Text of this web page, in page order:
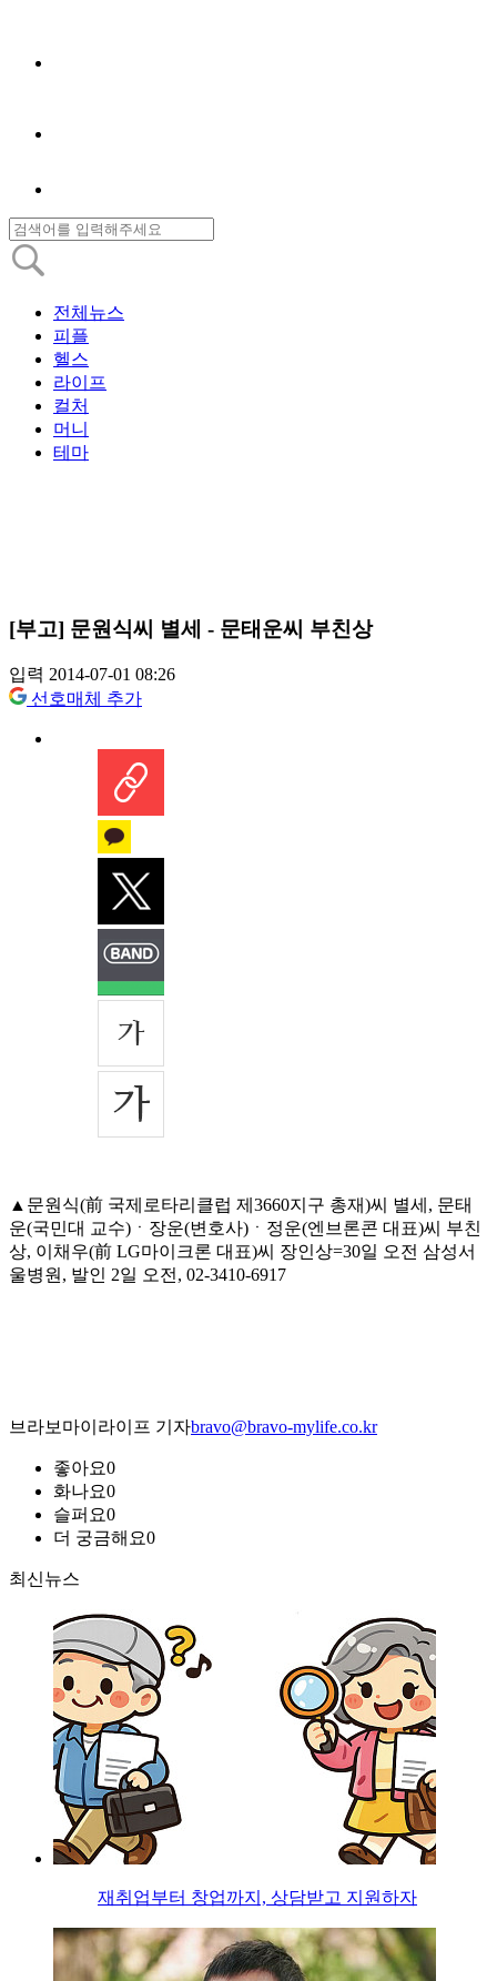
전체뉴스
피플
헬스
라이프
컬처
머니
테마
[부고] 문원식씨 별세 - 문태운씨 부친상
입력 2014-07-01 08:26
선호매체 추가
▲문원식(前 국제로타리클럽 제3660지구 총재)씨 별세, 문태
운(국민대 교수)ㆍ장운(변호사)ㆍ정운(엔브론콘 대표)씨 부친
상, 이채우(前 LG마이크론 대표)씨 장인상=30일 오전 삼성서
울병원, 발인 2일 오전, 02-3410-6917
브라보마이라이프 기자bravo@bravo-mylife.co.kr
좋아요0
화나요0
슬퍼요0
더 궁금해요0
최신뉴스
재취업부터 창업까지, 상담받고 지원하자